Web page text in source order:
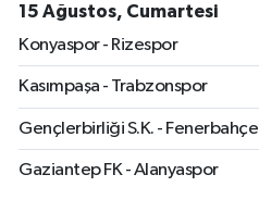
15 Ağustos, Cumartesi
Konyaspor - Rizespor
Kasımpaşa - Trabzonspor
Gençlerbirliği S.K. - Fenerbahçe
Gaziantep FK - Alanyaspor